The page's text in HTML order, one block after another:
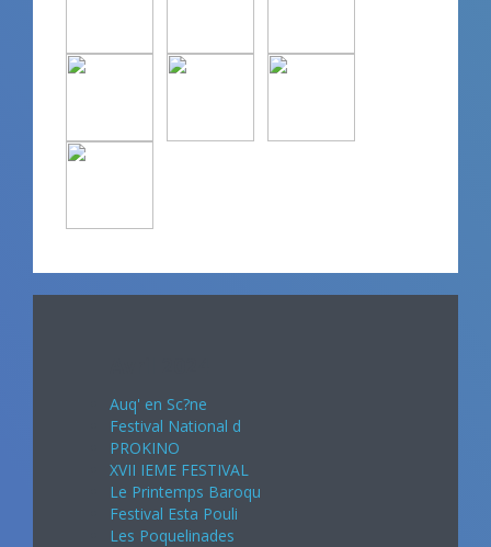
Auq' en Sc?ne
Festival National d
PROKINO
XVII IEME FESTIVAL
Le Printemps Baroqu
Festival Esta Pouli
Les Poquelinades